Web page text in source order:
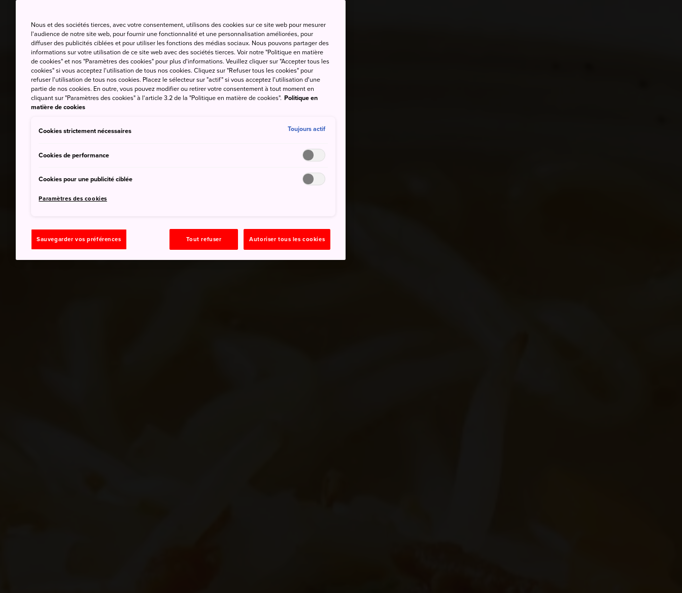
Nous et des sociétés tierces, avec votre consentement, utilisons des cookies sur ce site web pour mesurer
l'audience de notre site web, pour fournir une fonctionnalité et une personnalisation améliorées, pour
diffuser des publicités ciblées et pour utiliser les fonctions des médias sociaux. Nous pouvons partager des
informations sur votre utilisation de ce site web avec des sociétés tierces. Voir notre "Politique en matière
de cookies" et nos "Paramètres des cookies" pour plus d'informations. Veuillez cliquer sur "Accepter tous les
cookies" si vous acceptez l'utilisation de tous nos cookies. Cliquez sur "Refuser tous les cookies" pour
refuser l'utilisation de tous nos cookies. Placez le sélecteur sur "actif" si vous acceptez l'utilisation d'une
partie de nos cookies. En outre, vous pouvez modifier ou retirer votre consentement à tout moment en
cliquant sur "Paramètres des cookies" à l'article 3.2 de la "Politique en matière de cookies". Politique en
matière de cookies
Cookies strictement nécessaires Toujours actif
Cookies de performance
Cookies pour une publicité ciblée
Paramètres des cookies
Sauvegarder vos préférences Tout refuser Autoriser tous les cookies